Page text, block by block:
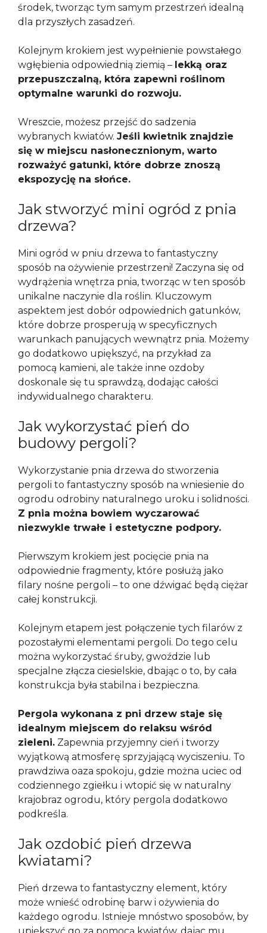
środek, tworząc tym samym przestrzeń idealną
dla przyszłych zasadzeń.
Kolejnym krokiem jest wypełnienie powstałego
wgłębienia odpowiednią ziemią – lekką oraz
przepuszczalną, która zapewni roślinom
optymalne warunki do rozwoju.
Wreszcie, możesz przejść do sadzenia
wybranych kwiatów. Jeśli kwietnik znajdzie
się w miejscu nasłonecznionym, warto
rozważyć gatunki, które dobrze znoszą
ekspozycję na słońce.
Jak stworzyć mini ogród z pnia
drzewa?
Mini ogród w pniu drzewa to fantastyczny
sposób na ożywienie przestrzeni! Zaczyna się od
wydrążenia wnętrza pnia, tworząc w ten sposób
unikalne naczynie dla roślin. Kluczowym
aspektem jest dobór odpowiednich gatunków,
które dobrze prosperują w specyficznych
warunkach panujących wewnątrz pnia. Możemy
go dodatkowo upiększyć, na przykład za
pomocą kamieni, ale także inne ozdoby
doskonale się tu sprawdzą, dodając całości
indywidualnego charakteru.
Jak wykorzystać pień do
budowy pergoli?
Wykorzystanie pnia drzewa do stworzenia
pergoli to fantastyczny sposób na wniesienie do
ogrodu odrobiny naturalnego uroku i solidności.
Z pnia można bowiem wyczarować
niezwykle trwałe i estetyczne podpory.
Pierwszym krokiem jest pocięcie pnia na
odpowiednie fragmenty, które posłużą jako
filary nośne pergoli – to one dźwigać będą ciężar
całej konstrukcji.
Kolejnym etapem jest połączenie tych filarów z
pozostałymi elementami pergoli. Do tego celu
można wykorzystać śruby, gwoździe lub
specjalne złącza ciesielskie, dbając o to, by cała
konstrukcja była stabilna i bezpieczna.
Pergola wykonana z pni drzew staje się
idealnym miejscem do relaksu wśród
zieleni. Zapewnia przyjemny cień i tworzy
wyjątkową atmosferę sprzyjającą wyciszeniu. To
prawdziwa oaza spokoju, gdzie można uciec od
codziennego zgiełku i wtopić się w naturalny
krajobraz ogrodu, który pergola dodatkowo
podkreśla.
Jak ozdobić pień drzewa
kwiatami?
Pień drzewa to fantastyczny element, który
może wnieść odrobinę barw i ożywienia do
każdego ogrodu. Istnieje mnóstwo sposobów, by